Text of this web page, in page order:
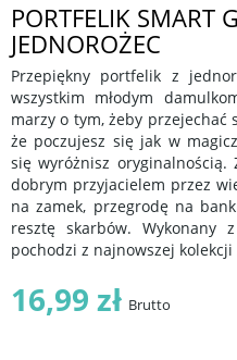
PORTFELIK SMART
JEDNOROŻEC
Przepiękny portfelik z
wszystkim młodym
marzy o tym, żeby
że poczujesz się jak w
się wyróżnisz
dobrym przyjacielem przez
na zamek, przegrodę na
resztę skarbów. Wykonany
pochodzi z najnowszej kolekcji
16,99 zł Brutto